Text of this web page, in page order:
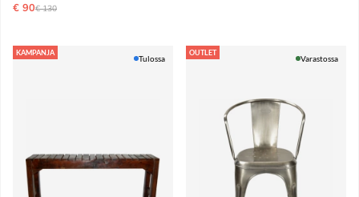
€ 90Normaali hinta
€ 130
KAMPANJA
Tulossa
OUTLET
Varastossa